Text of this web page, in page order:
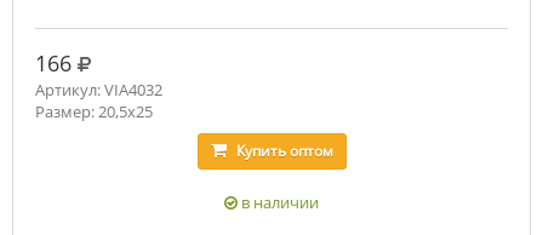
166 руб.
Артикул: VIA4032
Размер: 20,5х25
Купитьоптом
в наличии